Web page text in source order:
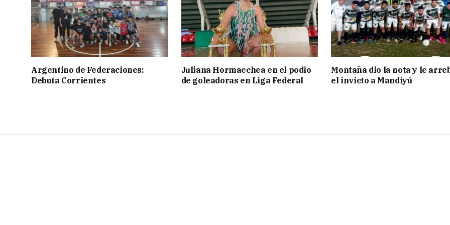
Argentino de Federaciones:
Debuta Corrientes
Juliana Hormaechea en el podio
de goleadoras en Liga Federal
Montaña dio la nota y le
el invicto a Mandiyú